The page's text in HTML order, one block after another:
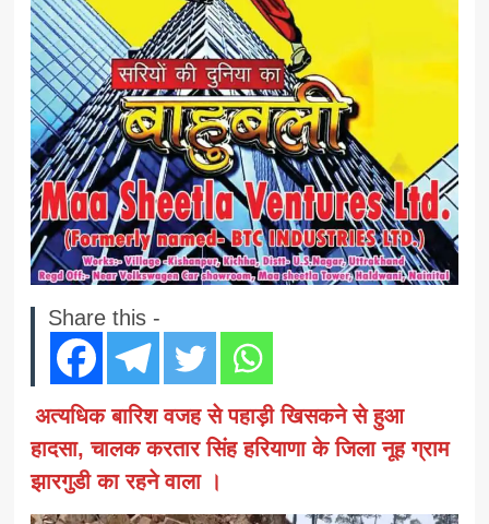
Share this -
अत्यधिक बारिश वजह से पहाड़ी खिसकने से हुआ
हादसा, चालक करतार सिंह हरियाणा के जिला नूह ग्राम
झारगुडी का रहने वाला ।